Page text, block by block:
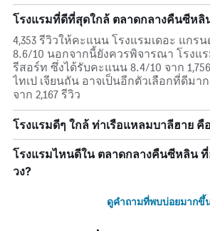
โรงแรมที่ดีที่สุดใกล้ ตลาดกลางคืนซีห
4,353 รีวิวให้คะแนน โรงแรมเดอะ แกร
8.6/10 นอกจากนี้ยังควรพิจารณา โรงแ
รีสอร์ท ซึ่งได้รับคะแนน 8.4/10 จาก
ไทเป เจียนถัน อาจเป็นอีกตัวเลือกที่ดีมา
จาก 2,167 รีวิว
โรงแรมดีๆ ใกล้ ท่าเรือแหลมบาลีฮาย คื
โรงแรมไหนดีใน ตลาดกลางคืนซีหลิน ที่
วง?
ดูคำถามที่พบบ่อยมากขึ้